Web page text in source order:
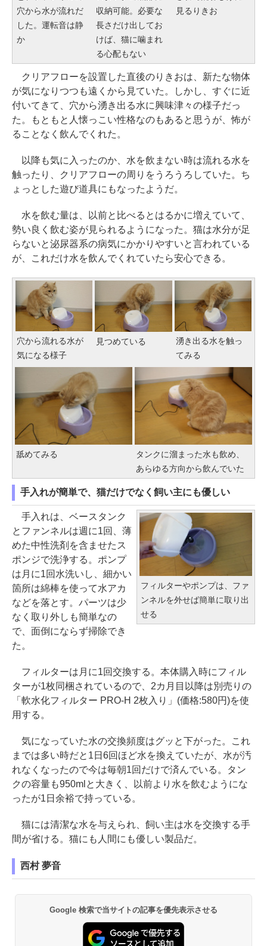
穴から水が流れだ
した。運転音は静
か
収納可能。必要な
長さだけ出してお
けば、猫に噛まれ
る心配もない
見るりきお
クリアフローを設置した直後のりきおは、新たな物体
が気になりつつも遠くから見ていた。しかし、すぐに近
付いてきて、穴から湧き出る水に興味津々の様子だっ
た。もともと人懐っこい性格なのもあると思うが、怖が
ることなく飲んでくれた。
以降も気に入ったのか、水を飲まない時は流れる水を
触ったり、クリアフローの周りをうろうろしていた。ち
ょっとした遊び道具にもなったようだ。
水を飲む量は、以前と比べるとはるかに増えていて、
勢い良く飲む姿が見られるようになった。猫は水分が足
らないと泌尿器系の病気にかかりやすいと言われている
が、これだけ水を飲んでくれていたら安心できる。
穴から流れる水が
気になる様子
見つめている
湧き出る水を触っ
てみる
舐めてみる
タンクに溜まった水も飲め、
あらゆる方向から飲んでいた
手入れが簡単で、猫だけでなく飼い主にも優しい
フィルターやポンプは、ファ
ンネルを外せば簡単に取り出
せる
手入れは、ベースタンク
とファンネルは週に1回、薄
めた中性洗剤を含ませたス
ポンジで洗浄する。ポンプ
は月に1回水洗いし、細かい
箇所は綿棒を使って水アカ
などを落とす。パーツは少
なく取り外しも簡単なの
で、面倒にならず掃除でき
た。
フィルターは月に1回交換する。本体購入時にフィル
ターが1枚同梱されているので、2カ月目以降は別売りの
「軟水化フィルター PRO-H 2枚入り」(価格:580円)を使
用する。
気になっていた水の交換頻度はグッと下がった。これ
までは多い時だと1日6回ほど水を換えていたが、水が汚
れなくなったので今は毎朝1回だけで済んでいる。タン
クの容量も950mlと大きく、以前より水を飲むようにな
ったが1日余裕で持っている。
猫には清潔な水を与えられ、飼い主は水を交換する手
間が省ける。猫にも人間にも優しい製品だ。
西村 夢音
Google 検索で当サイトの記事を優先表示させる